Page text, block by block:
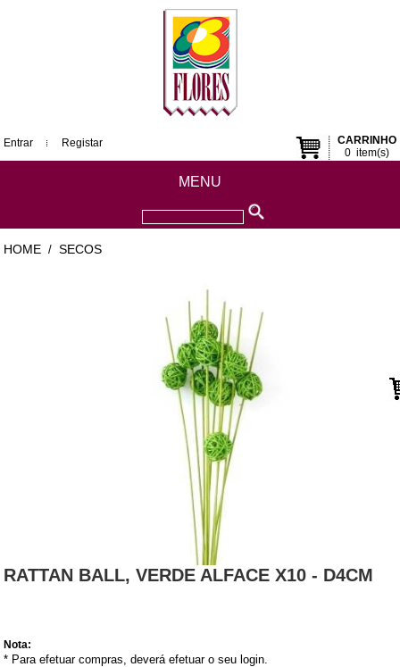
CARRINHO
0item(s)
Entrar Registar
MENU
HOME / SECOS
RATTAN BALL, VERDE ALFACE X10 - D4CM
Nota:
* Para efetuar compras, deverá efetuar o seu login.